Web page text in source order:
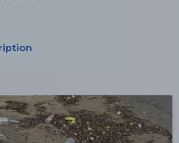
.